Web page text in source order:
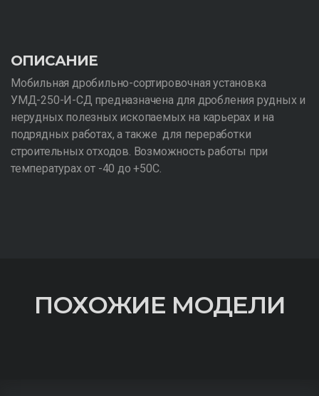
ОПИСАНИЕ
Мобильная дробильно-сортировочная установка
УМД-250-И-СД предназначена для дробления рудных и
нерудных полезных ископаемых на карьерах и на
подрядных работах, а также для переработки
строительных отходов. Возможность работы при
температурах от -40 до +50C.
ПОХОЖИЕ МОДЕЛИ